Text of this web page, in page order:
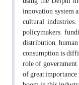
innovation system
cultural
policymakers,
distribution,
consumption is
role of
of great